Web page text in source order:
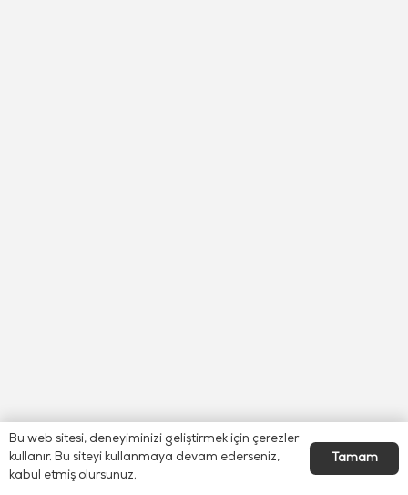
Bu web sitesi, deneyiminizi geliştirmek için çerezler
kullanır. Bu siteyi kullanmaya devam ederseniz,
kabul etmiş olursunuz.
Tamam